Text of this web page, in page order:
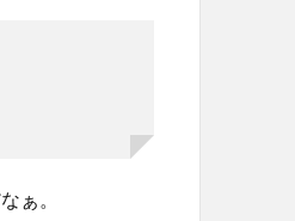
ぁ。